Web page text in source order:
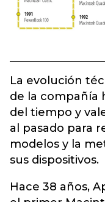
La evolución
de la compañía
del tiempo y
al pasado para
modelos y la
sus dispositivos.
Hace 38 años,